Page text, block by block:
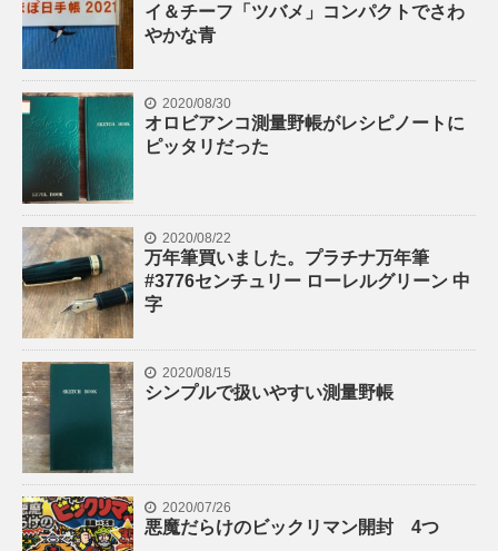
イ＆チーフ「ツバメ」コンパクトでさわ
やかな青
2020/08/30
オロビアンコ測量野帳がレシピノートに
ピッタリだった
2020/08/22
万年筆買いました。プラチナ万年筆
#3776センチュリー ローレルグリーン 中
字
2020/08/15
シンプルで扱いやすい測量野帳
2020/07/26
悪魔だらけのビックリマン開封 4つ